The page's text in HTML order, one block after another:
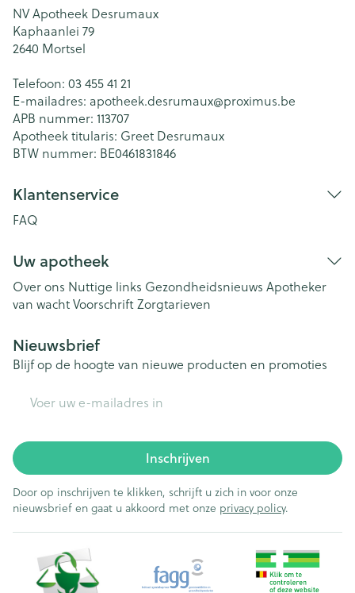
NV Apotheek Desrumaux
Kaphaanlei 79
2640 Mortsel
Telefoon: 03 455 41 21
E-mailadres: apotheek.desrumaux@proximus.be
APB nummer: 113707
Apotheek titularis: Greet Desrumaux
BTW nummer: BE0461831846
Klantenservice
FAQ
Uw apotheek
Over ons Nuttige links Gezondheidsnieuws Apotheker
van wachtVoorschriftZorgtarieven
Nieuwsbrief
Blijf op de hoogte van nieuwe producten en promoties
Inschrijven
Door op inschrijven te klikken, schrijft u zich in voor onze
nieuwsbrief en gaat u akkoord met onze privacy policy.